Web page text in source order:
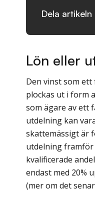
Lön eller
Den vinst som
plockas ut i form
som ägare av ett
utdelning kan
skattemässigt är
utdelning
kvalificerade
endast med 20%
(mer om det
Dela artikeln